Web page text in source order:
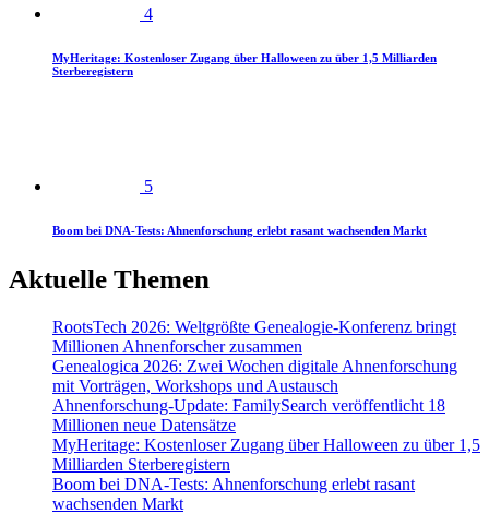
4
MyHeritage: Kostenloser Zugang über Halloween zu über 1,5 Milliarden
Sterberegistern
5
Boom bei DNA-Tests: Ahnenforschung erlebt rasant wachsenden Markt
Aktuelle Themen
RootsTech 2026: Weltgrößte Genealogie-Konferenz bringt
Millionen Ahnenforscher zusammen
Genealogica 2026: Zwei Wochen digitale Ahnenforschung
mit Vorträgen, Workshops und Austausch
Ahnenforschung-Update: FamilySearch veröffentlicht 18
Millionen neue Datensätze
MyHeritage: Kostenloser Zugang über Halloween zu über 1,5
Milliarden Sterberegistern
Boom bei DNA-Tests: Ahnenforschung erlebt rasant
wachsenden Markt